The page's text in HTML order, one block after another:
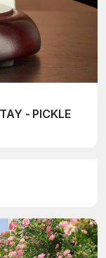
- PICKLE